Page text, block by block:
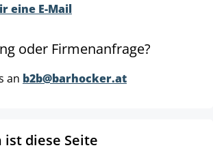
eine E-Mail
oder Firmenanfrage?
an b2b@barhocker.at
diese Seite